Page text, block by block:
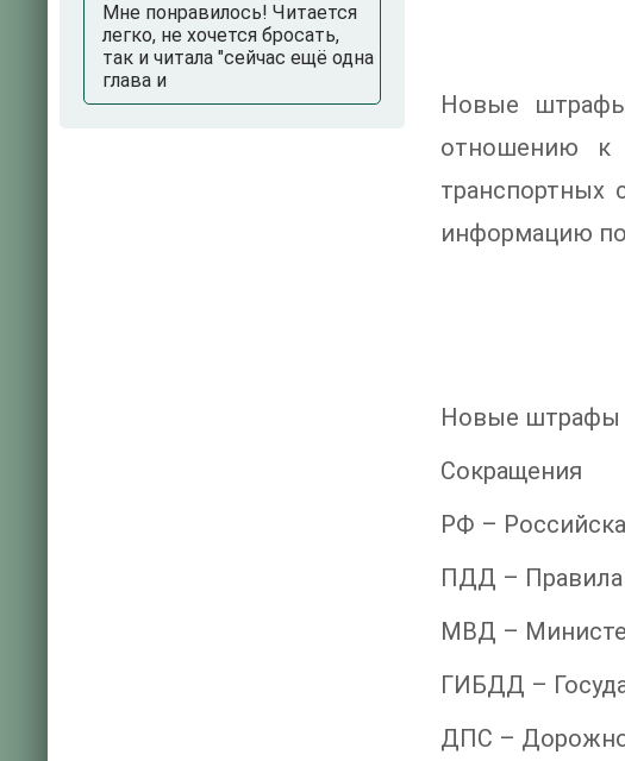
Новые
отношению к
транспортных
информацию
Новые штрафы
Сокращения
РФ –
ПДД –
МВД –
ГИБДД –
ДПС –
Мне понравилось! Читается
легко, не хочется бросать,
так и читала "сейчас ещё одна
глава и